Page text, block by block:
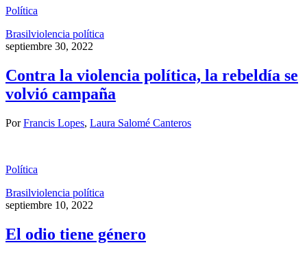
Política
Brasilviolencia política
septiembre 30, 2022
Contra la violencia política, la rebeldía se
volvió campaña
PorFrancis Lopes, Laura Salomé Canteros
Política
Brasilviolencia política
septiembre 10, 2022
El odio tiene género